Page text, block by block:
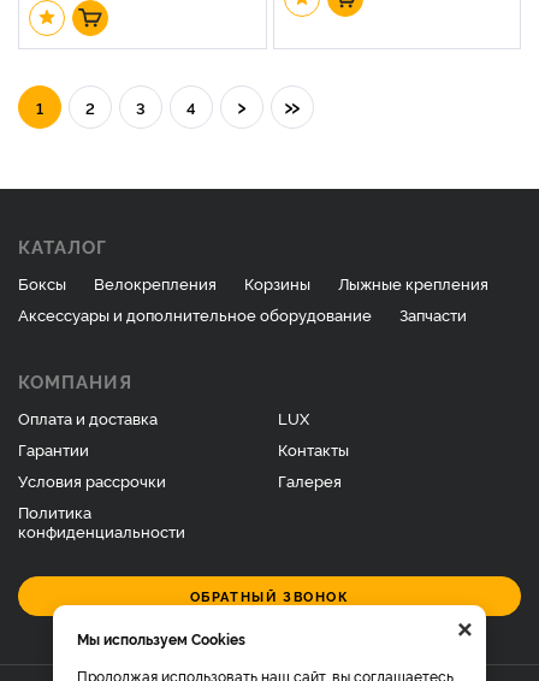
1 2 3 4 › »
КАТАЛОГ
Боксы Велокрепления Корзины
Лыжные крепления
Аксессуары и дополнительное оборудование
Запчасти
КОМПАНИЯ
Оплата и доставка
Гарантии
Условия рассрочки
Политика
конфиденциальности
LUX
Контакты
Галерея
ОБРАТНЫЙ ЗВОНОК
×
Мы используем Cookies
Продолжая использовать наш сайт, вы соглашаетесь